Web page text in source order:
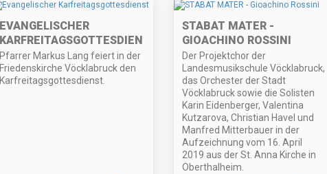
EVANGELISCHER
KARFREITAGSGOTTESDIENST
Pfarrer Markus Lang feiert in der
Friedenskirche Vöcklabruck den
Karfreitagsgottesdienst.
STABAT MATER -
GIOACHINO ROSSINI
Der Projektchor der
Landesmusikschule Vöcklabruck,
das Orchester der Stadt
Vöcklabruck sowie die Solisten
Karin Eidenberger, Valentina
Kutzarova, Christian Havel und
Manfred Mitterbauer in der
Aufzeichnung vom 16. April
2019 aus der St. Anna Kirche in
Oberthalheim.